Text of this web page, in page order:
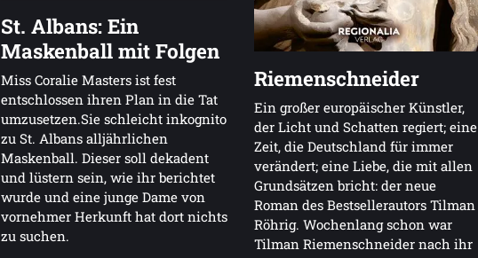
St. Albans: Ein
Maskenball mit Folgen
Miss Coralie Masters ist fest
entschlossen ihren Plan in die Tat
umzusetzen.Sie schleicht inkognito
zu St. Albans alljährlichen
Maskenball. Dieser soll dekadent
und lüstern sein, wie ihr berichtet
wurde und eine junge Dame von
vornehmer Herkunft hat dort nichts
zu suchen.
Riemenschneider
Ein großer europäischer Künstler,
der Licht und Schatten regiert; eine
Zeit, die Deutschland für immer
verändert; eine Liebe, die mit allen
Grundsätzen bricht: der neue
Roman des Bestsellerautors Tilman
Röhrig. Wochenlang schon war
Tilman Riemenschneider nach ihr